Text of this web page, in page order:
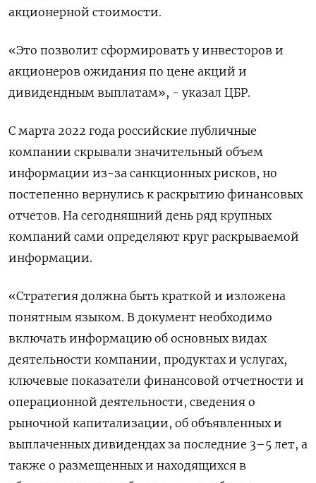
акционерной стоимости.
«Это позволит сформировать у инвесторов и
акционеров ожидания по цене акций и
дивидендным выплатам», - указал ЦБР.
С марта 2022 года российские публичные
компании скрывали значительный объем
информации из-за санкционных рисков, но
постепенно вернулись к раскрытию финансовых
отчетов. На сегодняшний день ряд крупных
компаний сами определяют круг раскрываемой
информации.
«Стратегия должна быть краткой и изложена
понятным языком. В документ необходимо
включать информацию об основных видах
деятельности компании, продуктах и услугах,
ключевые показатели финансовой отчетности и
операционной деятельности, сведения о
рыночной капитализации, об объявленных и
выплаченных дивидендах за последние 3–5 лет, а
также о размещенных и находящихся в